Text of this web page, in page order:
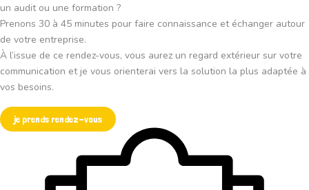
un audit ou une formation ?
Prenons 30 à 45 minutes pour faire connaissance et échanger autour
de votre entreprise.
À l’issue de ce rendez-vous, vous aurez un regard extérieur sur votre
communication et je vous orienterai vers la solution la plus adaptée à
vos besoins.
je prends rendez-vous